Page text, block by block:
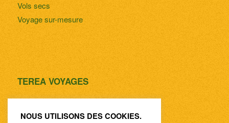
Vols secs
Voyage sur-mesure
TEREA VOYAGES
55 Bd Maréchal Joffre
83000 Toulon
NOUS UTILISONS DES COOKIES.